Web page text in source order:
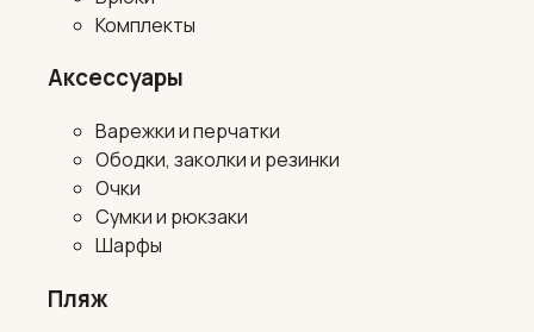
Комплекты
Аксессуары
Варежки и перчатки
Ободки, заколки и резинки
Очки
Сумки и рюкзаки
Шарфы
Пляж